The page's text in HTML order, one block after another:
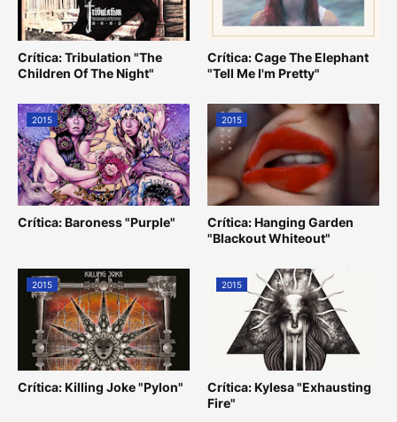
Crítica: Tribulation "The
Children Of The Night"
Crítica: Cage The Elephant
"Tell Me I'm Pretty"
2015
Crítica: Baroness "Purple"
2015
Crítica: Hanging Garden
"Blackout Whiteout"
2015
Crítica: Killing Joke "Pylon"
2015
Crítica: Kylesa "Exhausting
Fire"